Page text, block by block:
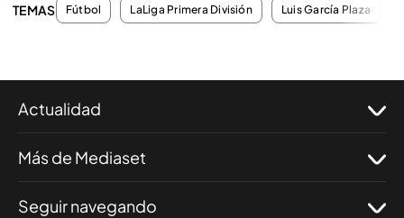
TEMAS Fútbol LaLiga Primera División Luis García Plaza
Actualidad
Más de Mediaset
Seguir navegando